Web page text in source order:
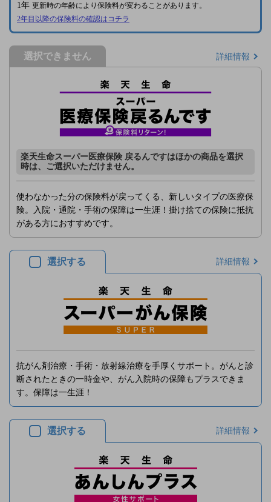
1年 更新時の年齢により保険料が変わることがあります。
2年目以降の保険料の確認はコチラ
選択できません 詳細情報
楽天生命スーパー医療保険 戻るんですはほかの商品を選択
時は、ご選択いただけません。
使わなかった分の保険料が戻ってくる、新しいタイプの医療保
険。入院・通院・手術の保障は一生涯！掛け捨ての保険に抵抗
がある方におすすめです。
選択する 詳細情報
抗がん剤治療・手術・放射線治療を手厚くサポート。がんと診
断されたときの一時金や、がん入院時の保障もプラスできま
す。保障は一生涯！
選択する 詳細情報